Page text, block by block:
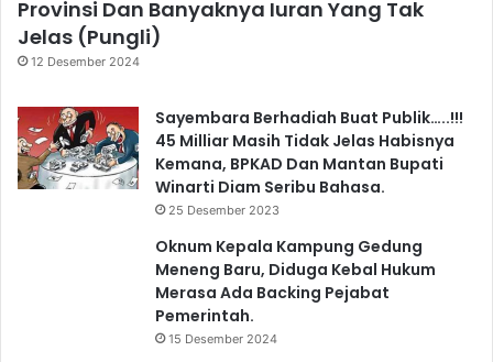
Provinsi Dan Banyaknya Iuran Yang Tak
Jelas (Pungli)
12 Desember 2024
Sayembara Berhadiah Buat Publik…..!!!
45 Milliar Masih Tidak Jelas Habisnya
Kemana, BPKAD Dan Mantan Bupati
Winarti Diam Seribu Bahasa.
25 Desember 2023
Oknum Kepala Kampung Gedung
Meneng Baru, Diduga Kebal Hukum
Merasa Ada Backing Pejabat
Pemerintah.
15 Desember 2024